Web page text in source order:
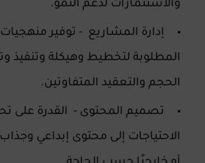
والاستثمارات لدعم النمو.
إدارة المشاريع - توفير
المطلوبة لتخطيط وهيكلة وتنفيذ
الحجم والتعقيد المتفاوتين.
تصميم المحتوى - القدرة على
الاحتياجات إلى محتوى إبداعي